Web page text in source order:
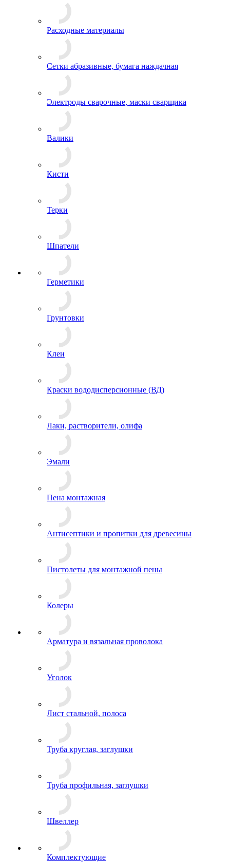
Расходные материалы
Сетки абразивные, бумага наждачная
Электроды сварочные, маски сварщика
Валики
Кисти
Терки
Шпатели
Герметики
Грунтовки
Клеи
Краски вододисперсионные (ВД)
Лаки, растворители, олифа
Эмали
Пена монтажная
Антисептики и пропитки для древесины
Пистолеты для монтажной пены
Колеры
Арматура и вязальная проволока
Уголок
Лист стальной, полоса
Труба круглая, заглушки
Труба профильная, заглушки
Швеллер
Комплектующие